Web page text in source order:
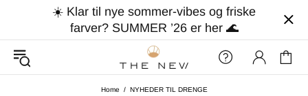
☀️ Klar til nye sommer-vibes og friske
farver? SUMMER ’26 er her 🌊
Home NYHEDER TIL DRENGE